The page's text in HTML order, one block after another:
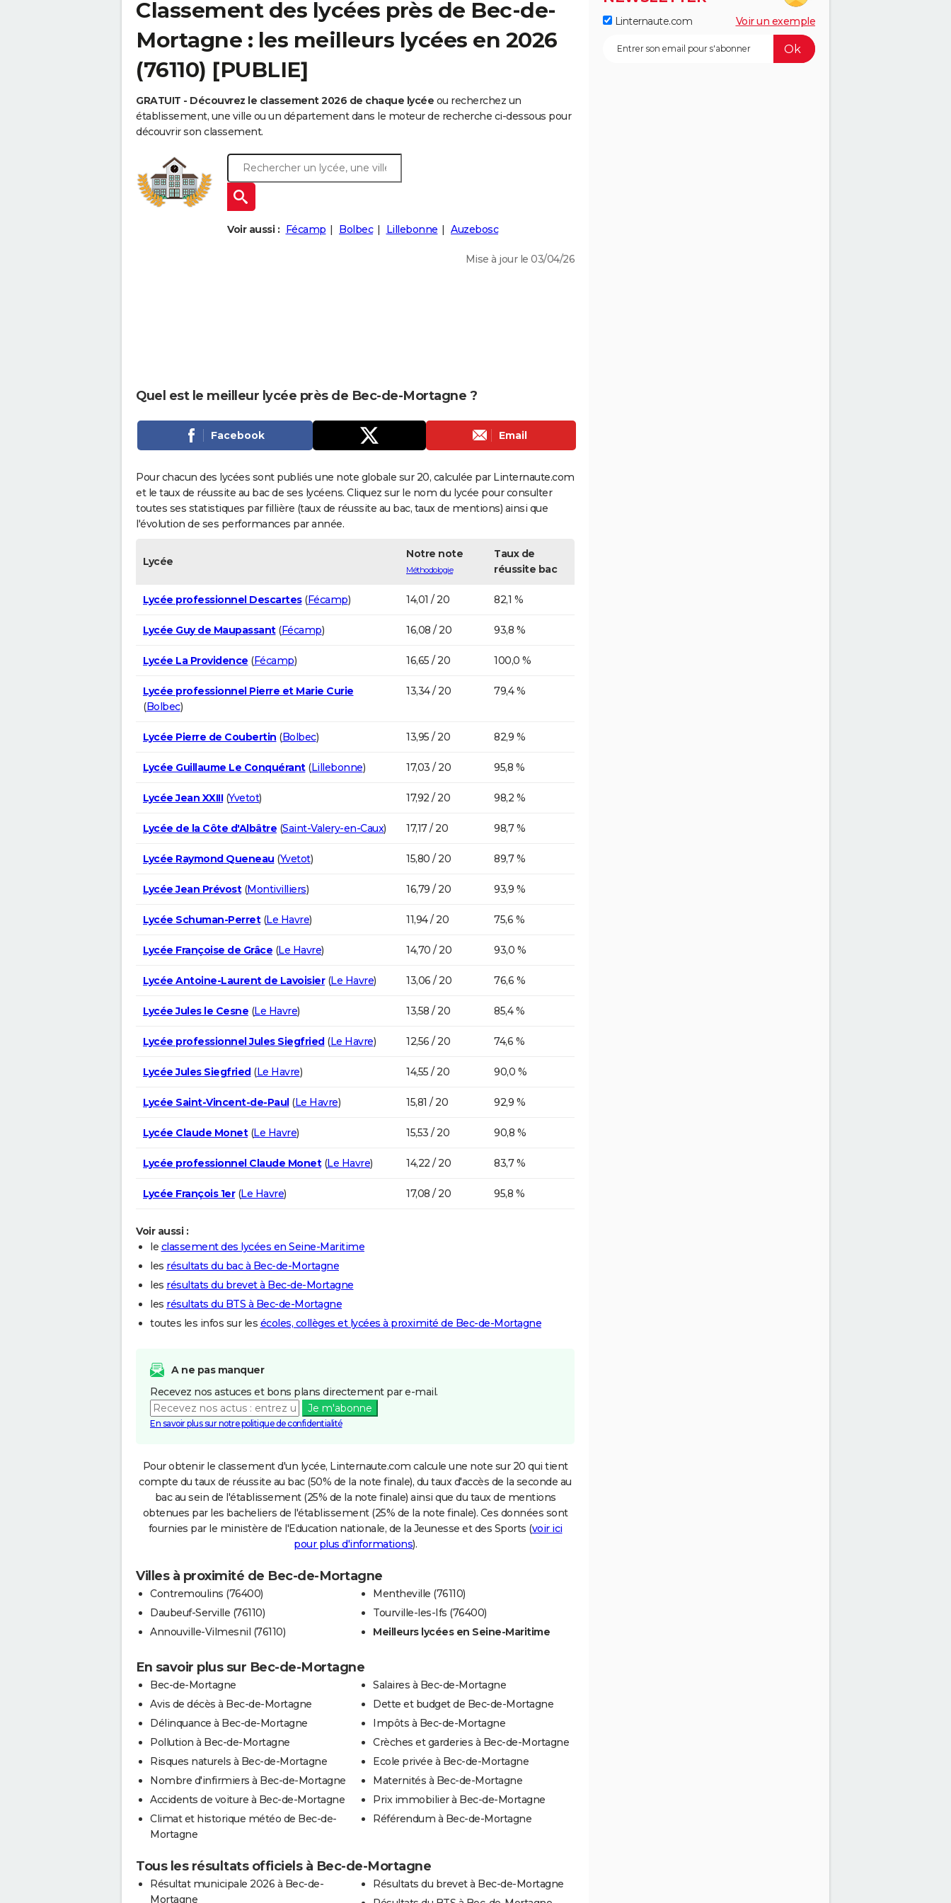
Classement des lycées près de Bec-de-
Mortagne : les meilleurs lycées en 2026
(76110) [PUBLIE]
GRATUIT - Découvrez le classement 2026 de chaque lycée ou recherchez un
établissement, une ville ou un département dans le moteur de recherche ci-dessous pour
découvrir son classement.
Voir aussi : Fécamp Bolbec Lillebonne Auzebosc
Mise à jour le 03/04/26
Quel est le meilleur lycée près de Bec-de-Mortagne ?
Facebook Email
Pour chacun des lycées sont publiés une note globale sur 20, calculée par Linternaute.com
et le taux de réussite au bac de ses lycéens. Cliquez sur le nom du lycée pour consulter
toutes ses statistiques par fillière (taux de réussite au bac, taux de mentions) ainsi que
l'évolution de ses performances par année.
Lycée
Notre note
Méthodologie
Taux de
réussite bac
Lycée professionnel Descartes(Fécamp) 14,01 / 20 82,1 %
Lycée Guy de Maupassant(Fécamp) 16,08 / 20 93,8 %
Lycée La Providence (Fécamp) 16,65 / 20 100,0 %
Lycée professionnel Pierre et Marie Curie
(Bolbec)
13,34 / 20 79,4 %
Lycée Pierre de Coubertin (Bolbec) 13,95 / 20 82,9 %
Lycée Guillaume Le Conquérant(Lillebonne) 17,03 / 20 95,8 %
Lycée Jean XXIII(Yvetot) 17,92 / 20 98,2 %
Lycée de la Côte d'Albâtre (Saint-Valery-en-Caux) 17,17 / 20 98,7 %
Lycée Raymond Queneau (Yvetot) 15,80 / 20 89,7 %
Lycée Jean Prévost(Montivilliers) 16,79 / 20 93,9 %
Lycée Schuman-Perret(Le Havre) 11,94 / 20 75,6 %
Lycée Françoise de Grâce (Le Havre) 14,70 / 20 93,0 %
Lycée Antoine-Laurent de Lavoisier(Le Havre) 13,06 / 20 76,6 %
Lycée Jules le Cesne (Le Havre) 13,58 / 20 85,4 %
Lycée professionnel Jules Siegfried(Le Havre) 12,56 / 20 74,6 %
Lycée Jules Siegfried(Le Havre) 14,55 / 20 90,0 %
Lycée Saint-Vincent-de-Paul(Le Havre) 15,81 / 20 92,9 %
Lycée Claude Monet(Le Havre) 15,53 / 20 90,8 %
Lycée professionnel Claude Monet(Le Havre) 14,22 / 20 83,7 %
Lycée François 1er(Le Havre) 17,08 / 20 95,8 %
Voir aussi :
le classement des lycées en Seine-Maritime
les résultats du bac à Bec-de-Mortagne
les résultats du brevet à Bec-de-Mortagne
les résultats du BTS à Bec-de-Mortagne
toutes les infos sur les écoles, collèges et lycées à proximité de Bec-de-Mortagne
A ne pas manquer
Recevez nos astuces et bons plans directement par e-mail.
Je m'abonne
En savoir plus sur notre politique de confidentialité
Pour obtenir le classement d'un lycée, Linternaute.com calcule une note sur 20 qui tient
compte du taux de réussite au bac (50% de la note finale), du taux d'accès de la seconde au
bac au sein de l'établissement (25% de la note finale) ainsi que du taux de mentions
obtenues par les bacheliers de l'établissement (25% de la note finale). Ces données sont
fournies par le ministère de l'Education nationale, de la Jeunesse et des Sports (voir ici
pour plus d'informations).
Villes à proximité de Bec-de-Mortagne
Contremoulins (76400)
Daubeuf-Serville (76110)
Annouville-Vilmesnil (76110)
Mentheville (76110)
Tourville-les-Ifs (76400)
Meilleurs lycées en Seine-Maritime
En savoir plus sur Bec-de-Mortagne
Bec-de-Mortagne
Avis de décès à Bec-de-Mortagne
Délinquance à Bec-de-Mortagne
Pollution à Bec-de-Mortagne
Risques naturels à Bec-de-Mortagne
Nombre d'infirmiers à Bec-de-Mortagne
Accidents de voiture à Bec-de-Mortagne
Climat et historique météo de Bec-de-
Mortagne
Salaires à Bec-de-Mortagne
Dette et budget de Bec-de-Mortagne
Impôts à Bec-de-Mortagne
Crèches et garderies à Bec-de-Mortagne
Ecole privée à Bec-de-Mortagne
Maternités à Bec-de-Mortagne
Prix immobilier à Bec-de-Mortagne
Référendum à Bec-de-Mortagne
Tous les résultats officiels à Bec-de-Mortagne
Résultat municipale 2026 à Bec-de-
Mortagne
Résultats du brevet à Bec-de-Mortagne
Linternaute.com Voir un exemple